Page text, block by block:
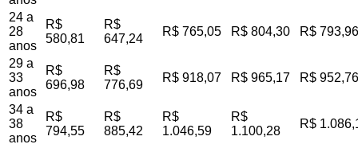
24 a
28
anos
R$
580,81
R$
647,24
R$ 765,05 R$ 804,30 R$ 793,96
29 a
33
anos
R$
696,98
R$
776,69
R$ 918,07 R$ 965,17 R$ 952,76
34 a
38
anos
R$
794,55
R$
885,42
R$
1.046,59
R$
1.100,28
R$